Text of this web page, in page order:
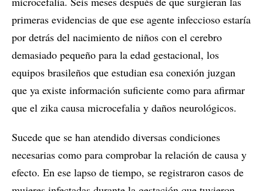
primeras evidencias de que ese agente infeccioso estaría
por detrás del nacimiento de niños con el cerebro
demasiado pequeño para la edad gestacional, los
equipos brasileños que estudian esa conexión juzgan
que ya existe información suficiente como para afirmar
que el zika causa microcefalia y daños neurológicos.
Sucede que se han atendido diversas condiciones
necesarias como para comprobar la relación de causa y
efecto. En ese lapso de tiempo, se registraron casos de